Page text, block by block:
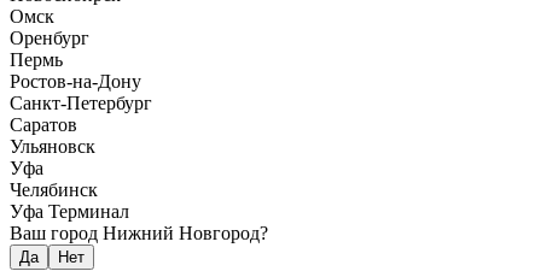
Омск
Оренбург
Пермь
Ростов-на-Дону
Санкт-Петербург
Саратов
Ульяновск
Уфа
Челябинск
Уфа Терминал
Ваш город Нижний Новгород?
Да Нет